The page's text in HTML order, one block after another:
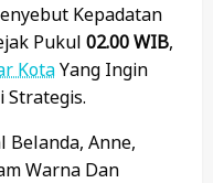
Kepadatan
Pukul 02.00 WIB,
KotaYang Ingin
Strategis.
Belanda, Anne,
Warna Dan